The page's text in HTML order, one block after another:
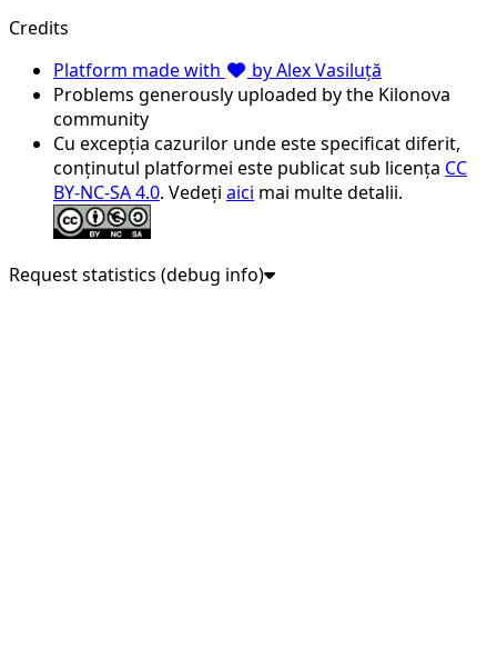
Credits
Platform made with
by Alex Vasiluță
Problems generously uploaded by the Kilonova
community
Cu excepția cazurilor unde este specificat diferit,
conținutul platformei este publicat sub licența CC
BY-NC-SA 4.0. Vedeți aici mai multe detalii.
Request statistics (debug info)